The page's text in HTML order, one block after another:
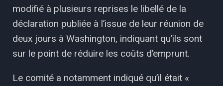
modifié à plusieurs reprises le libellé de la
déclaration publiée à l’issue de leur réunion de
deux jours à Washington, indiquant qu’ils sont
sur le point de réduire les coûts d’emprunt.
Le comité a notamment indiqué qu’il était «